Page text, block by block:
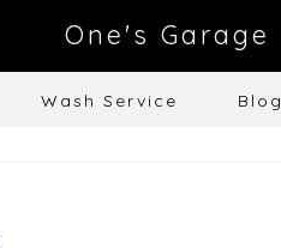
One's Garage
Wash Service Blog